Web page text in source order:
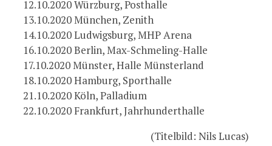
12.10.2020 Würzburg, Posthalle
13.10.2020 München, Zenith
14.10.2020 Ludwigsburg, MHP Arena
16.10.2020 Berlin, Max-Schmeling-Halle
17.10.2020 Münster, Halle Münsterland
18.10.2020 Hamburg, Sporthalle
21.10.2020 Köln, Palladium
22.10.2020 Frankfurt, Jahrhunderthalle
(Titelbild: Nils Lucas)